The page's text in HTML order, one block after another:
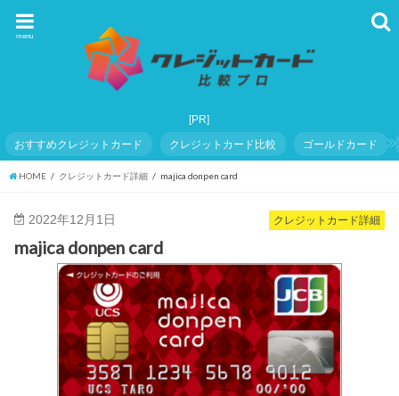
menu
おすすめクレジットカード クレジットカード比較 ゴールドカード
HOME クレジットカード詳細 majica donpen card
クレジットカード詳細
2022年12月1日
majica donpen card